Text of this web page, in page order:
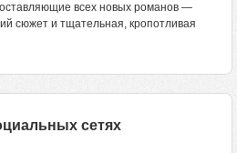
всех новых романов —
сюжет и тщательная, кропотливая
сетях